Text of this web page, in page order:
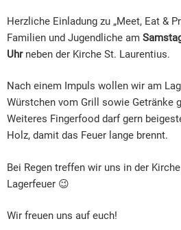
Herzliche Einladung zu „Meet, Eat &
Familien und Jugendliche am
Uhrneben der Kirche St. Laurentius.
Nach einem Impuls wollen wir am
Würstchen vom Grill sowie Getränke
Weiteres Fingerfood darf gern
Holz, damit das Feuer lange brennt.
Bei Regen treffen wir uns in der
Lagerfeuer 😉
Wir freuen uns auf euch!